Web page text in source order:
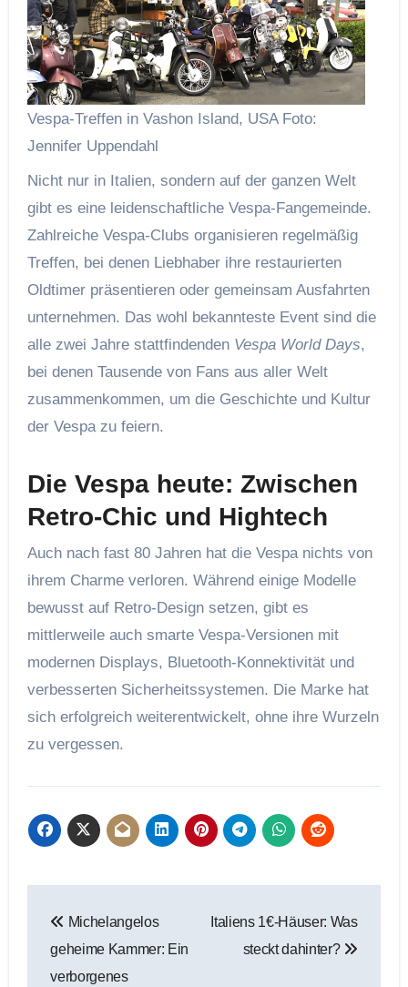
Vespa-Treffen in Vashon Island, USA Foto:
Jennifer Uppendahl
Nicht nur in Italien, sondern auf der ganzen Welt
gibt es eine leidenschaftliche Vespa-Fangemeinde.
Zahlreiche Vespa-Clubs organisieren regelmäßig
Treffen, bei denen Liebhaber ihre restaurierten
Oldtimer präsentieren oder gemeinsam Ausfahrten
unternehmen. Das wohl bekannteste Event sind die
alle zwei Jahre stattfindenden Vespa World Days,
bei denen Tausende von Fans aus aller Welt
zusammenkommen, um die Geschichte und Kultur
der Vespa zu feiern.
Die Vespa heute: Zwischen
Retro-Chic und Hightech
Auch nach fast 80 Jahren hat die Vespa nichts von
ihrem Charme verloren. Während einige Modelle
bewusst auf Retro-Design setzen, gibt es
mittlerweile auch smarte Vespa-Versionen mit
modernen Displays, Bluetooth-Konnektivität und
verbesserten Sicherheitssystemen. Die Marke hat
sich erfolgreich weiterentwickelt, ohne ihre Wurzeln
zu vergessen.
Michelangelos
geheime Kammer: Ein
verborgenes
Italiens 1€-Häuser: Was
steckt dahinter?